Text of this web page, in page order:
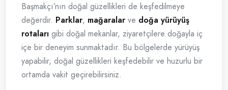
Başmakçı’nın doğal güzellikleri de keşfedilmeye
değerdir. Parklar, mağaralar ve doğa yürüyüş
rotaları gibi doğal mekanlar, ziyaretçilere doğayla iç
içe bir deneyim sunmaktadır. Bu bölgelerde yürüyüş
yapabilir, doğal güzellikleri keşfedebilir ve huzurlu bir
ortamda vakit geçirebilirsiniz.